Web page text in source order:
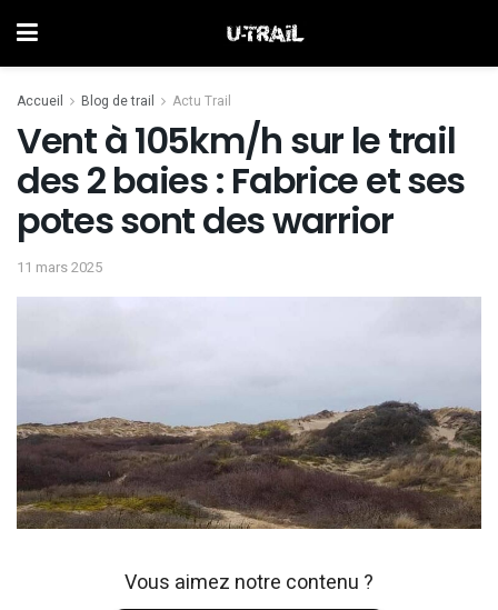
Accueil Blog de trail Actu Trail
Vent à 105km/h sur le trail
des 2 baies : Fabrice et ses
potes sont des warrior
11 mars 2025
Vous aimez notre contenu ?